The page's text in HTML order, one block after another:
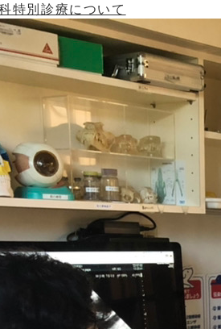
特別診療について